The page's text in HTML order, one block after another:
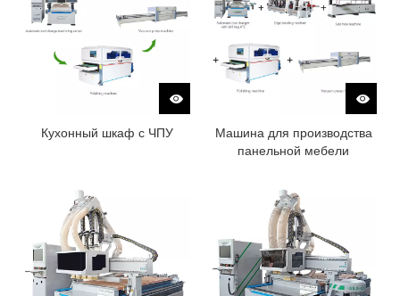
Кухонный шкаф с ЧПУ
Машина для производства
панельной мебели